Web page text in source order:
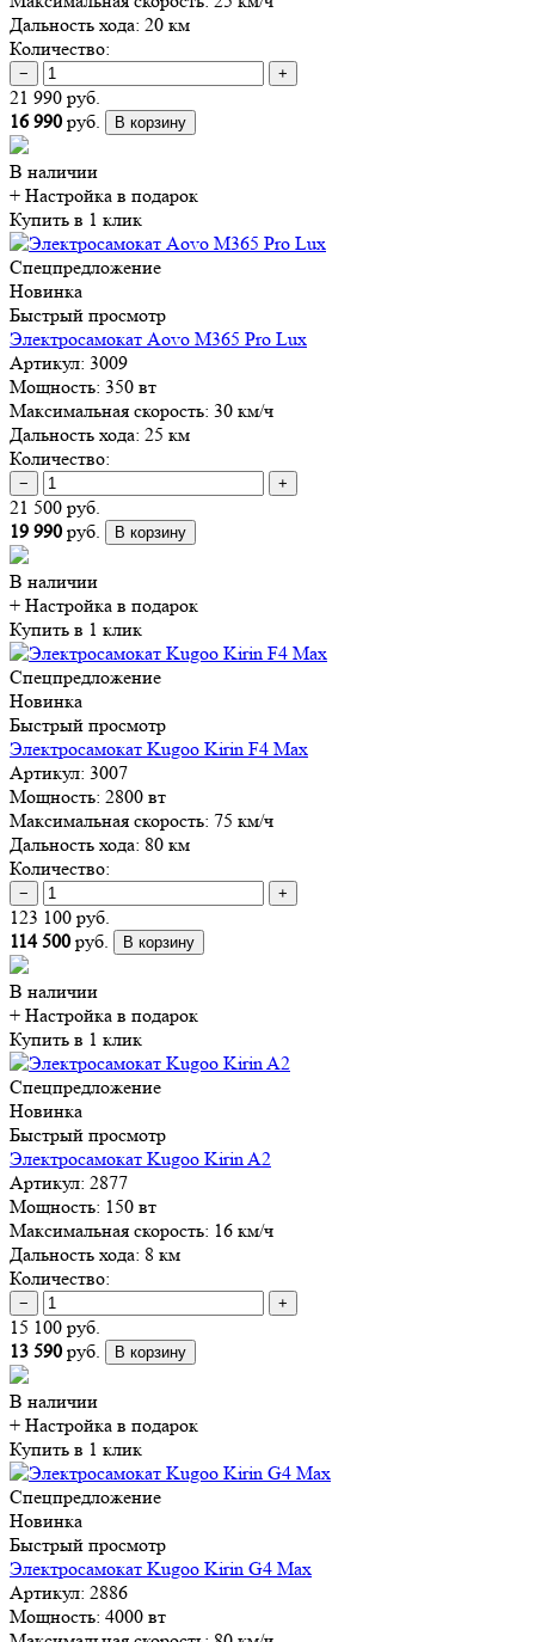
Дальность хода: 20 км
Количество:
− +
21 990 руб.
16 990 руб. В корзину
В наличии
+ Настройка в подарок
Купить в 1 клик
Спецпредложение
Новинка
Быстрый просмотр
Электросамокат Aovo M365 Pro Lux
Артикул: 3009
Мощность: 350 вт
Максимальная скорость: 30 км/ч
Дальность хода: 25 км
Количество:
− +
21 500 руб.
19 990 руб. В корзину
В наличии
+ Настройка в подарок
Купить в 1 клик
Спецпредложение
Новинка
Быстрый просмотр
Электросамокат Kugoo Kirin F4 Max
Артикул: 3007
Мощность: 2800 вт
Максимальная скорость: 75 км/ч
Дальность хода: 80 км
Количество:
− +
123 100 руб.
114 500 руб. В корзину
В наличии
+ Настройка в подарок
Купить в 1 клик
Спецпредложение
Новинка
Быстрый просмотр
Электросамокат Kugoo Kirin A2
Артикул: 2877
Мощность: 150 вт
Максимальная скорость: 16 км/ч
Дальность хода: 8 км
Количество:
− +
15 100 руб.
13 590 руб. В корзину
В наличии
+ Настройка в подарок
Купить в 1 клик
Спецпредложение
Новинка
Быстрый просмотр
Электросамокат Kugoo Kirin G4 Max
Артикул: 2886
Мощность: 4000 вт